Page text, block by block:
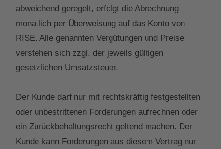
abweichend geregelt, erfolgt die Abrechnung
monatlich per Überweisung auf das Konto von
RISE. Alle genannten Vergütungen und Preise
verstehen sich zzgl. der jeweils gültigen
gesetzlichen Umsatzsteuer.
Der Kunde darf nur mit rechtskräftig festgestellten
oder unbestrittenen Forderungen aufrechnen oder
ein Zurückbehaltungsrecht geltend machen. Der
Kunde kann Forderungen aus diesem Vertrag nur